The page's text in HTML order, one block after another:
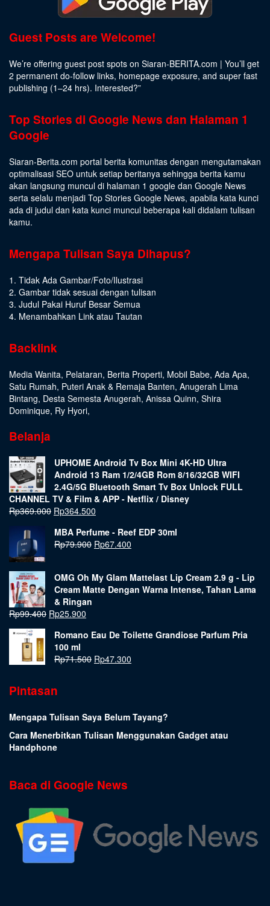
Guest Posts are Welcome!
We’re offering guest post spots on Siaran-BERITA.com | You’ll get
2 permanent do-follow links, homepage exposure, and super fast
publishing (1–24 hrs). Interested?”
Top Stories di Google News dan Halaman 1
Google
Siaran-Berita.com portal berita komunitas dengan mengutamakan
optimalisasi SEO untuk setiap beritanya sehingga berita kamu
akan langsung muncul di halaman 1 google dan Google News
serta selalu menjadi Top Stories Google News, apabila kata kunci
ada di judul dan kata kunci muncul beberapa kali didalam tulisan
kamu.
Mengapa Tulisan Saya Dihapus?
1. Tidak Ada Gambar/Foto/Ilustrasi
2. Gambar tidak sesuai dengan tulisan
3. Judul Pakai Huruf Besar Semua
4. Menambahkan Link atau Tautan
Backlink
Media Wanita, Pelataran, Berita Properti, Mobil Babe, Ada Apa,
Satu Rumah, Puteri Anak & Remaja Banten, Anugerah Lima
Bintang, Desta Semesta Anugerah, Anissa Quinn, Shira
Dominique, Ry Hyori,
Belanja
UPHOME Android Tv Box Mini 4K-HD Ultra
Android 13 Ram 1/2/4GB Rom 8/16/32GB WIFI
2.4G/5G Bluetooth Smart Tv Box Unlock FULL
CHANNEL TV & Film & APP - Netflix / Disney
Rp369.000 Rp364.500
MBA Perfume - Reef EDP 30ml
Rp79.900 Rp67.400
OMG Oh My Glam Mattelast Lip Cream 2.9 g - Lip
Cream Matte Dengan Warna Intense, Tahan Lama
& Ringan
Rp99.400 Rp25.900
Romano Eau De Toilette Grandiose Parfum Pria
100 ml
Rp71.500 Rp47.300
Pintasan
Mengapa Tulisan Saya Belum Tayang?
Cara Menerbitkan Tulisan Menggunakan Gadget atau
Handphone
Baca di Google News